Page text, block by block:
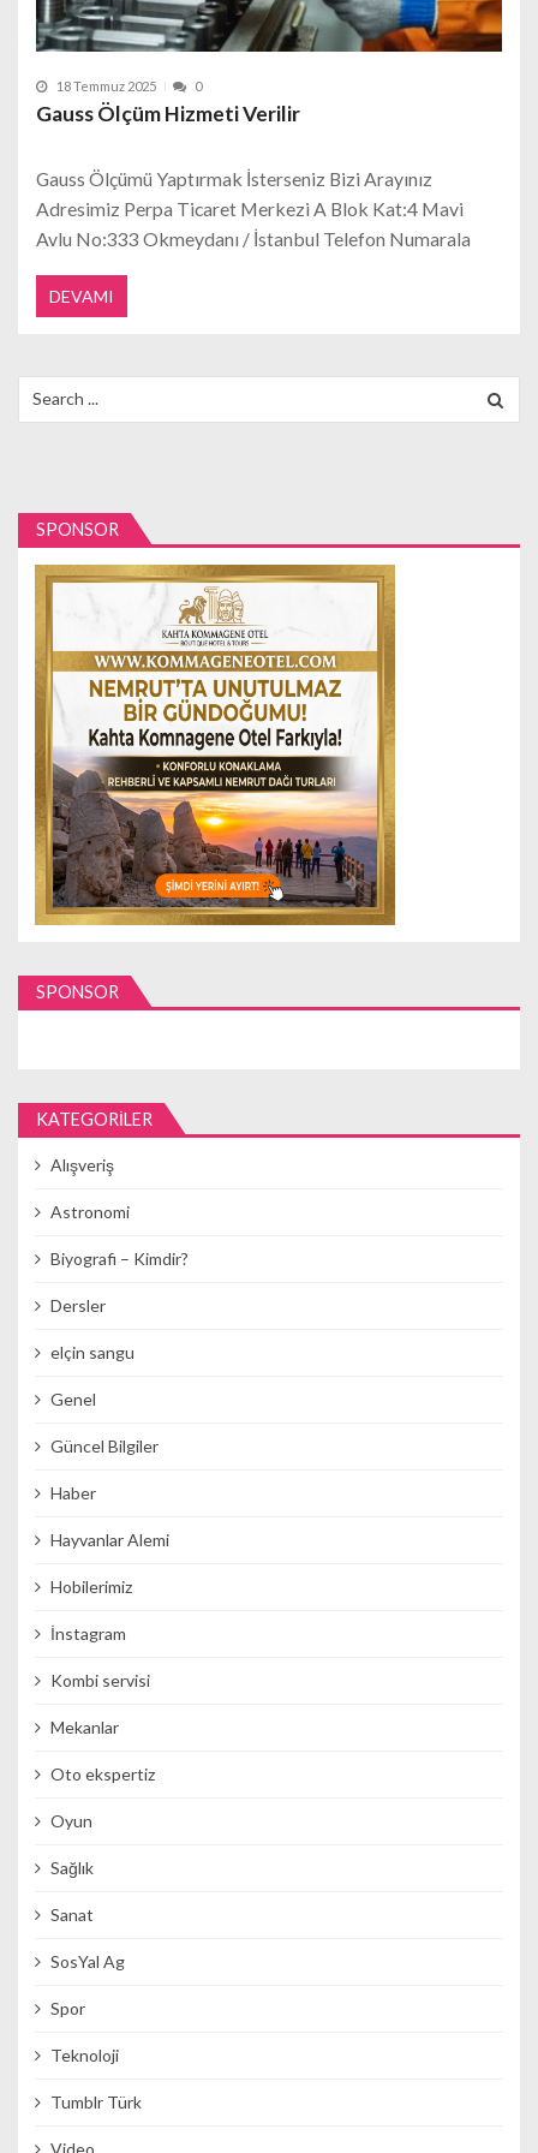
18 Temmuz 2025 0
Gauss Ölçüm Hizmeti Verilir
Gauss Ölçümü Yaptırmak İsterseniz Bizi Arayınız
Adresimiz Perpa Ticaret Merkezi A Blok Kat:4 Mavi
Avlu No:333 Okmeydanı / İstanbul Telefon Numarala
DEVAMI
for:
SPONSOR
SPONSOR
KATEGORILER
Alışveriş
Astronomi
Biyografi – Kimdir?
Dersler
elçin sangu
Genel
Güncel Bilgiler
Haber
Hayvanlar Alemi
Hobilerimiz
İnstagram
Kombi servisi
Mekanlar
Oto ekspertiz
Oyun
Sağlık
Sanat
SosYal Ag
Spor
Teknoloji
Tumblr Türk
Video